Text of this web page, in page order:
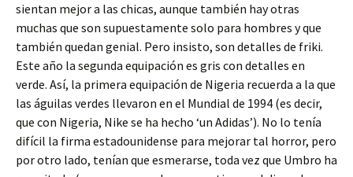
sientan mejor a las chicas, aunque también hay otras
muchas que son supuestamente solo para hombres y que
también quedan genial. Pero insisto, son detalles de friki.
Este año la segunda equipación es gris con detalles en
verde. Así, la primera equipación de Nigeria recuerda a la que
las águilas verdes llevaron en el Mundial de 1994 (es decir,
que con Nigeria, Nike se ha hecho ‘un Adidas’). No lo tenía
difícil la firma estadounidense para mejorar tal horror, pero
por otro lado, tenían que esmerarse, toda vez que Umbro ha